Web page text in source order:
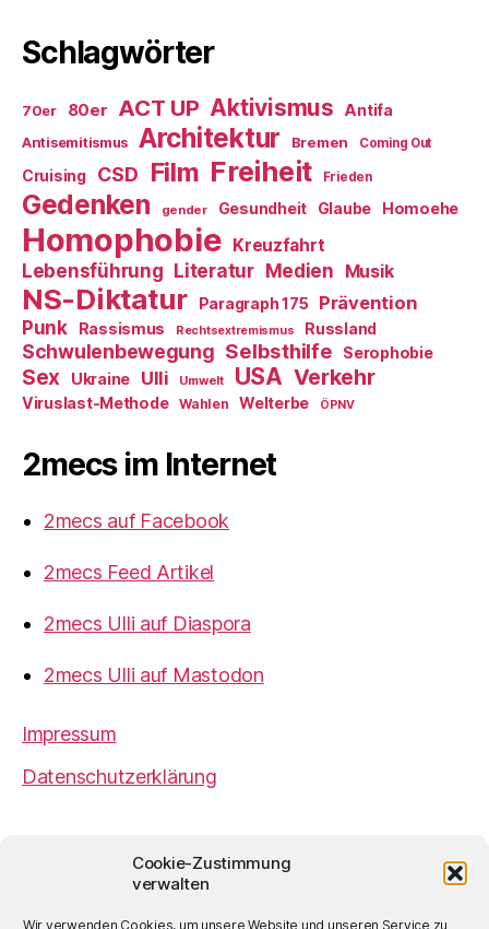
Cookie-Zustimmung
verwalten
Wir verwenden Cookies, um unsere Website und unseren Service zu
Schlagwörter
70er 80er ACT UP Aktivismus Antifa
Antisemitismus Architektur Bremen Coming Out
Cruising CSD Film Freiheit Frieden
Gedenken gender Gesundheit Glaube Homoehe
Homophobie Kreuzfahrt
Lebensführung Literatur Medien Musik
NS-Diktatur Paragraph 175
Prävention
Punk
Rassismus Rechtsextremismus Russland
Schwulenbewegung Selbsthilfe Serophobie
Sex Ukraine Ulli Umwelt USA Verkehr
Viruslast-Methode Wahlen Welterbe ÖPNV
2mecs im Internet
2mecs auf Facebook
2mecs Feed Artikel
2mecs Ulli auf Diaspora
2mecs Ulli auf Mastodon
Impressum
Datenschutzerklärung
Ulrich Würdemannist sofern nicht
anders angegeben lizenziert unter einer
Creative